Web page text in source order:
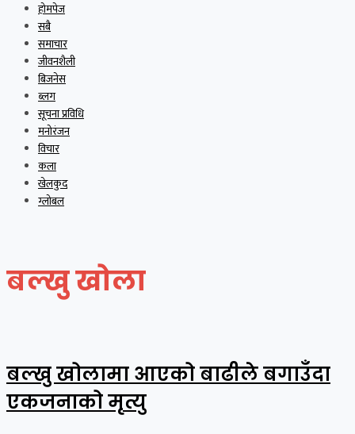
होमपेज
सबै
समाचार
जीवनशैली
बिजनेस
ब्लग
सूचना प्रविधि
मनोरंजन
विचार
कला
खेलकुद
ग्लोबल
बल्खु खोला
बल्खु खोलामा आएको बाढीले बगाउँदा
एकजनाको मृत्यु